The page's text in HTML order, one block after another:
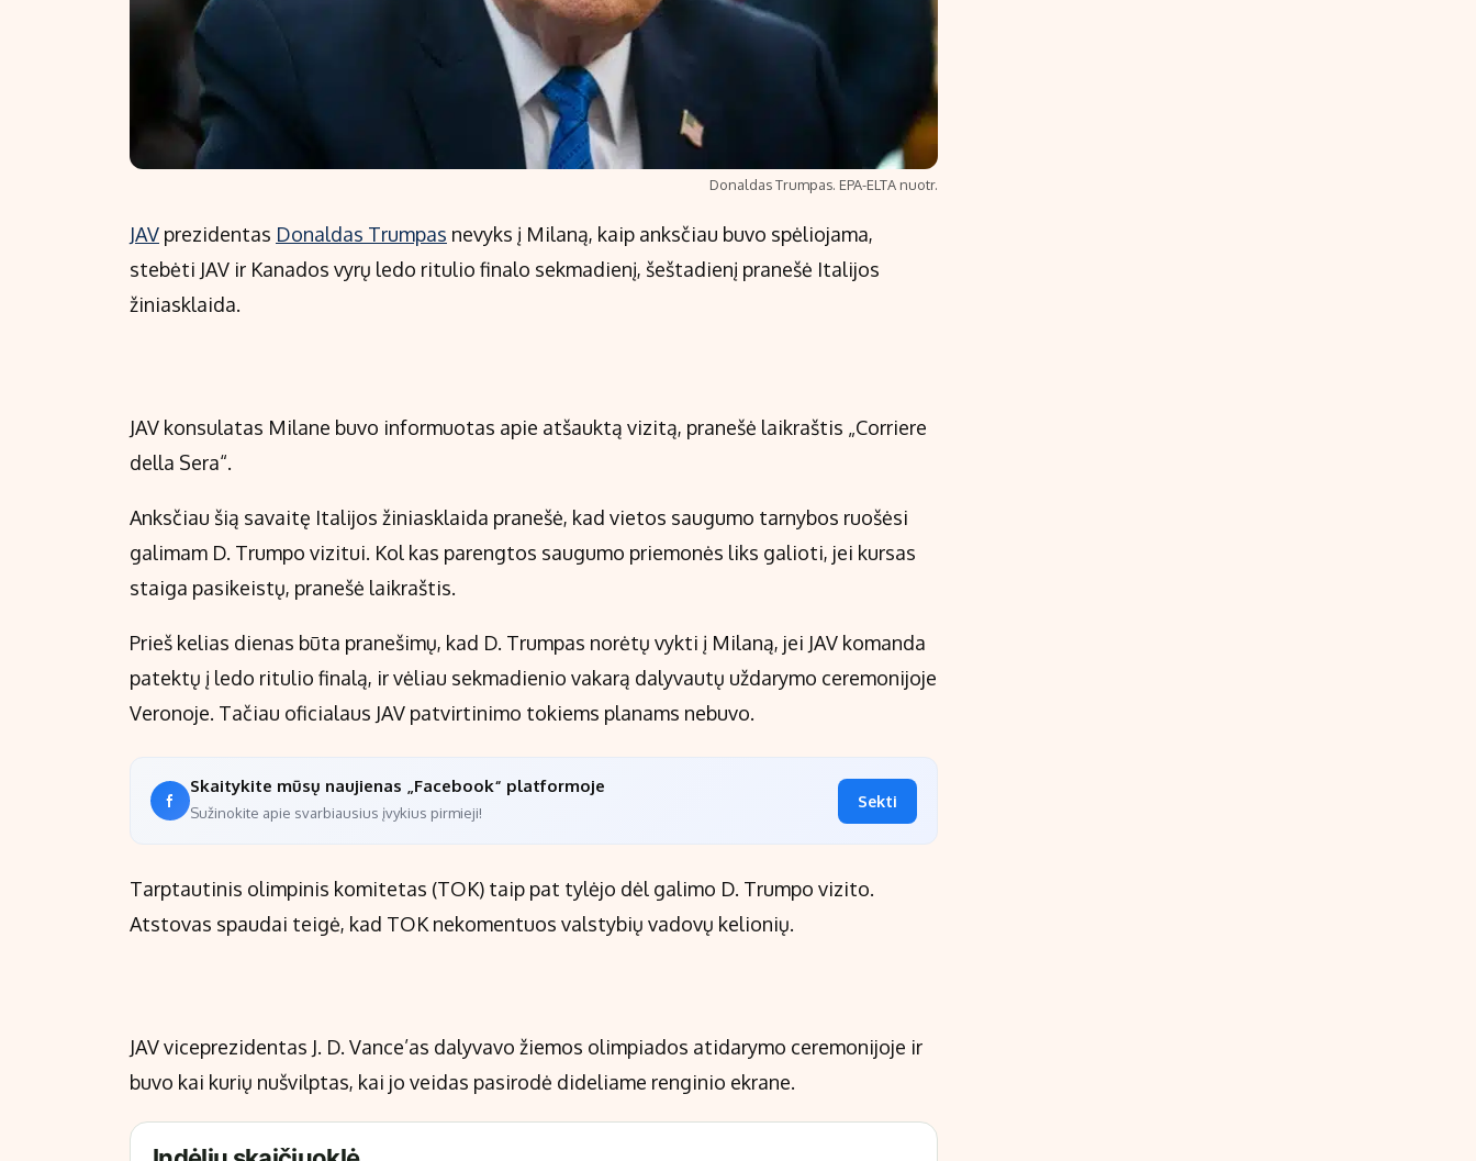
Donaldas Trumpas. EPA-ELTA nuotr.
JAV prezidentas Donaldas Trumpas nevyks į Milaną, kaip anksčiau buvo spėliojama,
stebėti JAV ir Kanados vyrų ledo ritulio finalo sekmadienį, šeštadienį pranešė Italijos
žiniasklaida.
JAV konsulatas Milane buvo informuotas apie atšauktą vizitą, pranešė laikraštis „Corriere
della Sera“.
Anksčiau šią savaitę Italijos žiniasklaida pranešė, kad vietos saugumo tarnybos ruošėsi
galimam D. Trumpo vizitui. Kol kas parengtos saugumo priemonės liks galioti, jei kursas
staiga pasikeistų, pranešė laikraštis.
Prieš kelias dienas būta pranešimų, kad D. Trumpas norėtų vykti į Milaną, jei JAV komanda
patektų į ledo ritulio finalą, ir vėliau sekmadienio vakarą dalyvautų uždarymo ceremonijoje
Veronoje. Tačiau oficialaus JAV patvirtinimo tokiems planams nebuvo.
Skaitykite mūsų naujienas „Facebook“ platformoje
Sužinokite apie svarbiausius įvykius pirmieji!
Sekti
Tarptautinis olimpinis komitetas (TOK) taip pat tylėjo dėl galimo D. Trumpo vizito.
Atstovas spaudai teigė, kad TOK nekomentuos valstybių vadovų kelionių.
JAV viceprezidentas J. D. Vance’as dalyvavo žiemos olimpiados atidarymo ceremonijoje ir
buvo kai kurių nušvilptas, kai jo veidas pasirodė dideliame renginio ekrane.